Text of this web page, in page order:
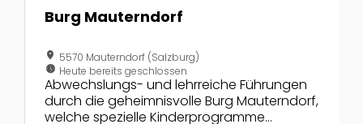
Burg Mauterndorf
location_on 5570 Mauterndorf (Salzburg)
nest_clock_farsight_analog Heute bereits geschlossen
Abwechslungs- und lehrreiche Führungen
durch die geheimnisvolle Burg Mauterndorf,
welche spezielle Kinderprogramme